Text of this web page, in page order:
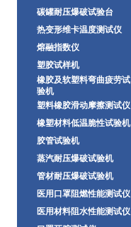
碳罐耐压爆破试验台
热变形维卡温度测试仪
熔融指数仪
塑胶试样机
橡胶及软塑料弯曲疲劳试
验机
塑料橡胶滑动摩擦测试仪
橡塑材料低温脆性试验机
胶管试验机
蒸汽耐压爆破试验机
管材耐压爆破试验机
医用口罩阻燃性能测试仪
医用材料阻水性能测试仪